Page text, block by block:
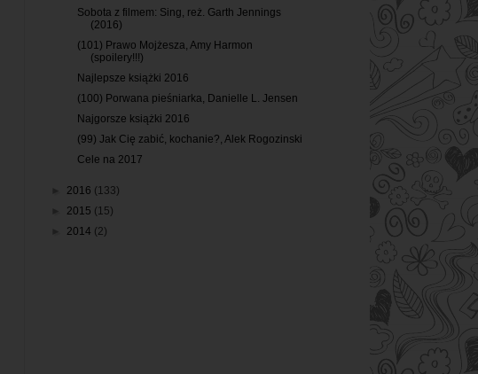
Sobota z filmem: Sing, reż. Garth Jennings
(2016)
(101) Prawo Mojżesza, Amy Harmon
(spoilery!!!)
Najlepsze książki 2016
(100) Porwana pieśniarka, Danielle L. Jensen
Najgorsze książki 2016
(99) Jak Cię zabić, kochanie?, Alek Rogozinski
Cele na 2017
2016 (133)
2015 (15)
2014 (2)